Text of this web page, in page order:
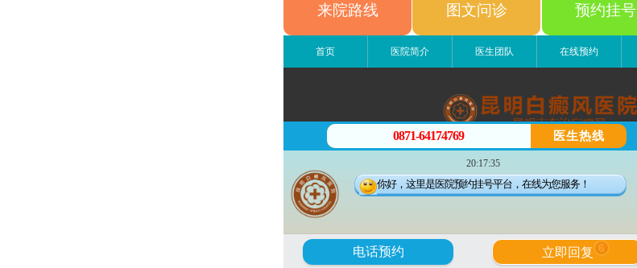
来院路线 图文问诊 预约挂号
首页 医院简介 医生团队 在线预约
昆明白癜风医院
昆明市五华区护国路2号
版权所有：昆明白癜风医院
联系电话：0871-64174769
0871-64174769 医生热线
20:17:35
你好，这里是医院预约挂号平台，在线为您服务！
电话预约 立即回复 6